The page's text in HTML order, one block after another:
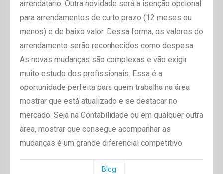
arrendatário. Outra novidade será a isenção opcional
para arrendamentos de curto prazo (12 meses ou
menos) e de baixo valor. Dessa forma, os valores do
arrendamento serão reconhecidos como despesa.
As novas mudanças são complexas e vão exigir
muito estudo dos profissionais. Essa é a
oportunidade perfeita para quem trabalha na área
mostrar que está atualizado e se destacar no
mercado. Seja na Contabilidade ou em qualquer outra
área, mostrar que consegue acompanhar as
mudanças é um grande diferencial competitivo.
Blog